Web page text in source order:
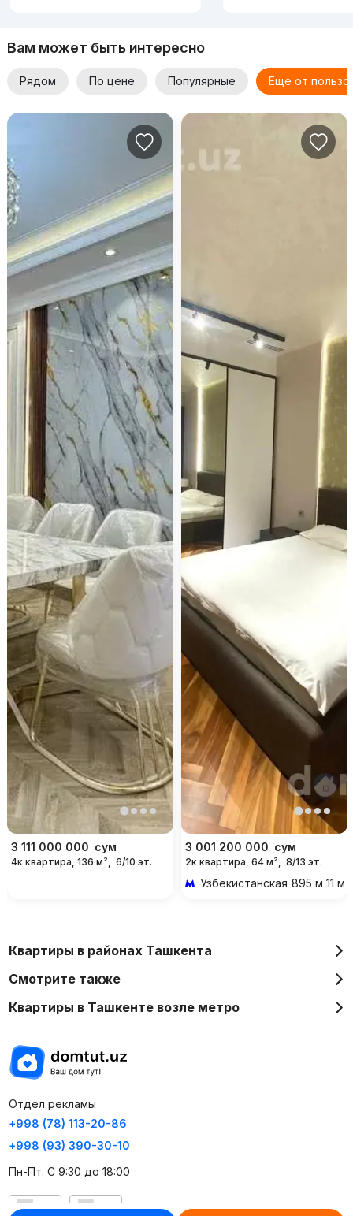
Вам может быть интересно
Рядом По цене Популярные Еще от
3 111 000 000 сум
4к квартира, 136 м², 6/10 эт.
3 001 200 000 сум
2к квартира, 64 м², 8/13 эт.
Узбекистанская 895 м 11
Квартиры в районах Ташкента
Смотрите также
Квартиры в Ташкенте возле метро
Отдел рекламы
+998 (78) 113-20-86
+998 (93) 390-30-10
Пн-Пт. С 9:30 до 18:00
RU UZ